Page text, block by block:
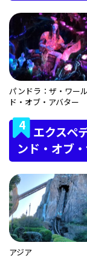
パンドラ：ザ・ワール
ド・オブ・アバター
4 エクスペ
ンド・オブ
アジア